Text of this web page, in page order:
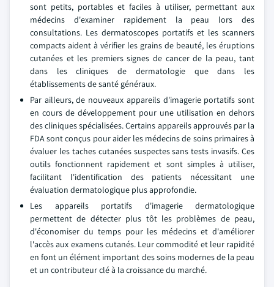
sont petits, portables et faciles à utiliser, permettant aux
médecins d'examiner rapidement la peau lors des
consultations. Les dermatoscopes portatifs et les scanners
compacts aident à vérifier les grains de beauté, les éruptions
cutanées et les premiers signes de cancer de la peau, tant
dans les cliniques de dermatologie que dans les
établissements de santé généraux.
Par ailleurs, de nouveaux appareils d'imagerie portatifs sont
en cours de développement pour une utilisation en dehors
des cliniques spécialisées. Certains appareils approuvés par la
FDA sont conçus pour aider les médecins de soins primaires à
évaluer les taches cutanées suspectes sans tests invasifs. Ces
outils fonctionnent rapidement et sont simples à utiliser,
facilitant l'identification des patients nécessitant une
évaluation dermatologique plus approfondie.
Les appareils portatifs d'imagerie dermatologique
permettent de détecter plus tôt les problèmes de peau,
d'économiser du temps pour les médecins et d'améliorer
l'accès aux examens cutanés. Leur commodité et leur rapidité
en font un élément important des soins modernes de la peau
et un contributeur clé à la croissance du marché.